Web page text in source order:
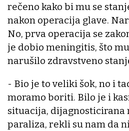
rečeno kako bi mu se
nakon operacija glave.
No, prva operacija se
je dobio meningitis, što
narušilo zdravstveno
- Bio je to veliki šok, no i
moramo boriti. Bilo je i
situacija, dijagnosticirana
paraliza, rekli su nam da